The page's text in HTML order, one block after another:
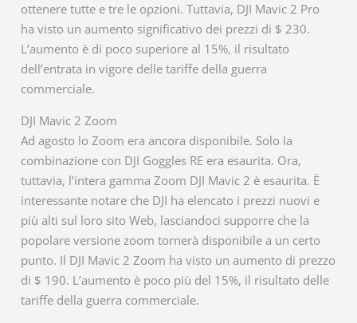
ottenere tutte e tre le opzioni. Tuttavia, DJI Mavic 2 Pro
ha visto un aumento significativo dei prezzi di $ 230.
L’aumento è di poco superiore al 15%, il risultato
dell’entrata in vigore delle tariffe della guerra
commerciale.
DJI Mavic 2 Zoom
Ad agosto lo Zoom era ancora disponibile. Solo la
combinazione con DJI Goggles RE era esaurita. Ora,
tuttavia, l’intera gamma Zoom DJI Mavic 2 è esaurita. È
interessante notare che DJI ha elencato i prezzi nuovi e
più alti sul loro sito Web, lasciandoci supporre che la
popolare versione zoom tornerà disponibile a un certo
punto. Il DJI Mavic 2 Zoom ha visto un aumento di prezzo
di $ 190. L’aumento è poco più del 15%, il risultato delle
tariffe della guerra commerciale.